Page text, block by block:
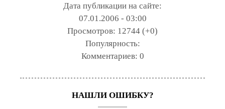
Дата публикации на сайте:
07.01.2006 - 03:00
Просмотров: 12744 (+0)
Популярность:
Комментариев: 0
НАШЛИ ОШИБКУ?